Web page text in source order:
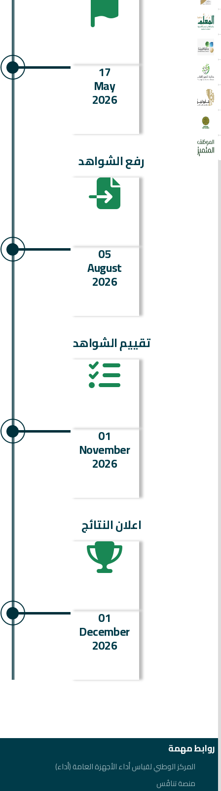
17
May
2026
رفع الشواهد
05
August
2026
تقييم الشواهد
01
November
2026
اعلان النتائج
01
December
2026
روابط مهمة
المركز الوطني لقياس أداء الأجهزة العامة (أداء)
منصة تنافُس